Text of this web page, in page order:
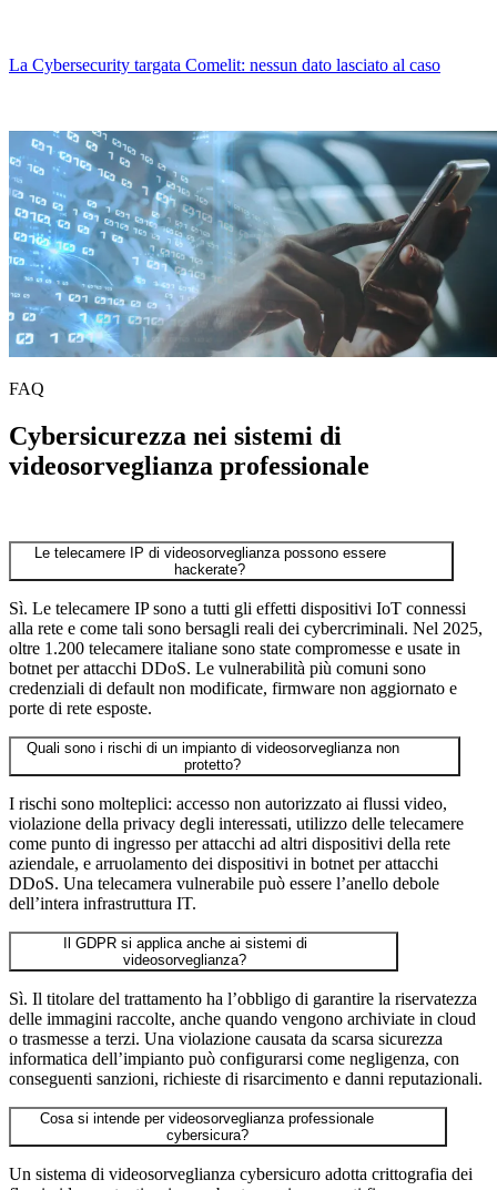
La Cybersecurity targata Comelit: nessun dato lasciato al caso
FAQ
Cybersicurezza nei sistemi di
videosorveglianza professionale
Le telecamere IP di videosorveglianza possono essere
hackerate?
Sì. Le telecamere IP sono a tutti gli effetti dispositivi IoT connessi
alla rete e come tali sono bersagli reali dei cybercriminali. Nel 2025,
oltre 1.200 telecamere italiane sono state compromesse e usate in
botnet per attacchi DDoS. Le vulnerabilità più comuni sono
credenziali di default non modificate, firmware non aggiornato e
porte di rete esposte.
Quali sono i rischi di un impianto di videosorveglianza non
protetto?
I rischi sono molteplici: accesso non autorizzato ai flussi video,
violazione della privacy degli interessati, utilizzo delle telecamere
come punto di ingresso per attacchi ad altri dispositivi della rete
aziendale, e arruolamento dei dispositivi in botnet per attacchi
DDoS. Una telecamera vulnerabile può essere l’anello debole
dell’intera infrastruttura IT.
Il GDPR si applica anche ai sistemi di
videosorveglianza?
Sì. Il titolare del trattamento ha l’obbligo di garantire la riservatezza
delle immagini raccolte, anche quando vengono archiviate in cloud
o trasmesse a terzi. Una violazione causata da scarsa sicurezza
informatica dell’impianto può configurarsi come negligenza, con
conseguenti sanzioni, richieste di risarcimento e danni reputazionali.
Cosa si intende per videosorveglianza professionale
cybersicura?
Un sistema di videosorveglianza cybersicuro adotta crittografia dei